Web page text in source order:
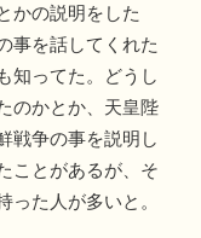
かの説明をした
事を話してくれた
知ってた。どうし
のかとか、天皇陛
戦争の事を説明し
ことがあるが、そ
た人が多いと。